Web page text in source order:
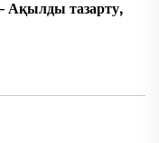
Ақылды тазарту,